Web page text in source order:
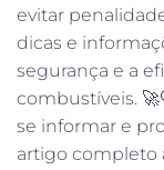
evitar
dicas e
segurança e a
combustíveis.
se informar e
artigo completo